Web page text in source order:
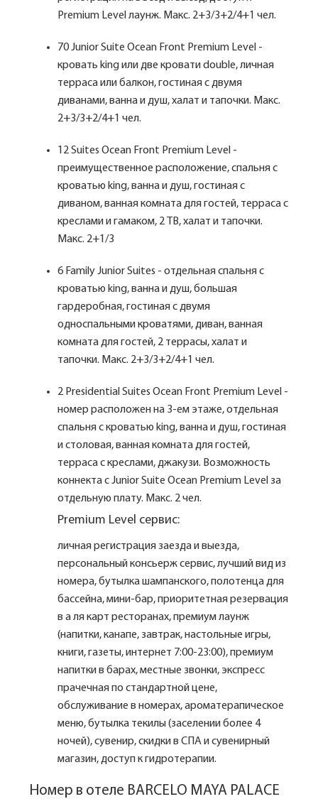
Premium Level лаунж. Макс. 2+3/3+2/4+1 чел.
70 Junior Suite Ocean Front Premium Level -
кровать king или две кровати double, личная
терраса или балкон, гостиная с двумя
диванами, ванна и душ, халат и тапочки. Макс.
2+3/3+2/4+1 чел.
12 Suites Ocean Front Premium Level -
преимущественное расположение, спальня с
кроватью king, ванна и душ, гостиная с
диваном, ванная комната для гостей, терраса с
креслами и гамаком, 2 ТВ, халат и тапочки.
Макс. 2+1/3
6 Family Junior Suites - отдельная спальня с
кроватью king, ванна и душ, большая
гардеробная, гостиная с двумя
односпальными кроватями, диван, ванная
комната для гостей, 2 террасы, халат и
тапочки. Макс. 2+3/3+2/4+1 чел.
2 Presidential Suites Ocean Front Premium Level -
номер расположен на 3-ем этаже, отдельная
спальня с кроватью king, ванна и душ, гостиная
и столовая, ванная комната для гостей,
терраса с креслами, джакузи. Возможность
коннекта с Junior Suite Ocean Premium Level за
отдельную плату. Макс. 2 чел.
Premium Level сервис:
личная регистрация заезда и выезда,
персональный консьерж сервис, лучший вид из
номера, бутылка шампанского, полотенца для
бассейна, мини-бар, приоритетная резервация
в а ля карт ресторанах, премиум лаунж
(напитки, канапе, завтрак, настольные игры,
книги, газеты, интернет 7:00-23:00), премиум
напитки в барах, местные звонки, экспресс
прачечная по стандартной цене,
обслуживание в номерах, ароматерапическое
меню, бутылка текилы (заселении более 4
ночей), сувенир, скидки в СПА и сувенирный
магазин, доступ к гидротерапии.
Номер в отеле BARCELO MAYA PALACE